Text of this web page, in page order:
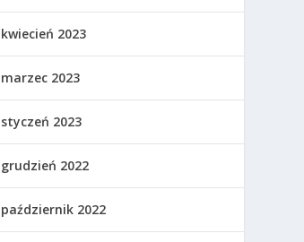
kwiecień 2023
marzec 2023
styczeń 2023
grudzień 2022
październik 2022